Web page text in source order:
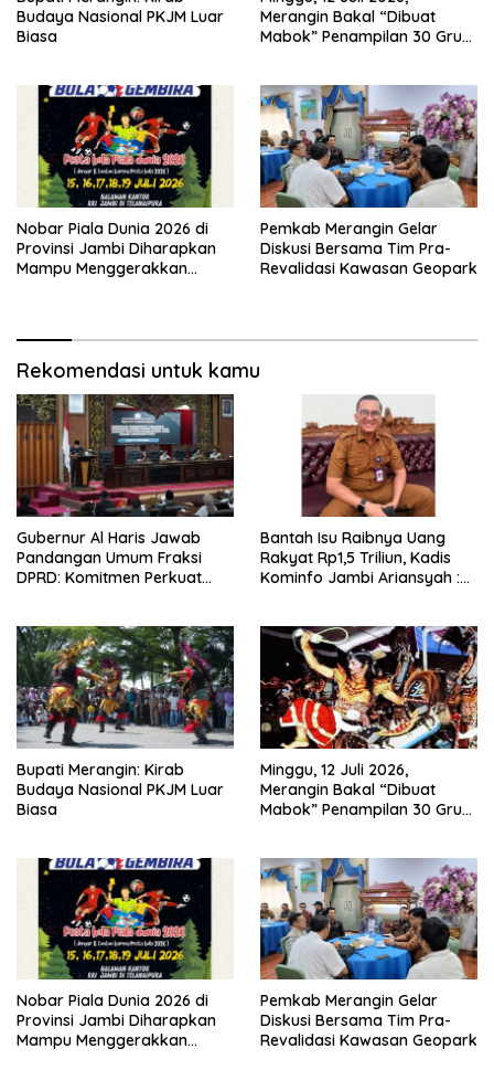
Budaya Nasional PKJM Luar
Biasa
Merangin Bakal “Dibuat
Mabok” Penampilan 30 Grup
Nobar Piala Dunia 2026 di
Provinsi Jambi Diharapkan
Mampu Menggerakkan
Pemkab Merangin Gelar
Diskusi Bersama Tim Pra-
Revalidasi Kawasan Geopark
Rekomendasi untuk kamu
Gubernur Al Haris Jawab
Pandangan Umum Fraksi
DPRD: Komitmen Perkuat
Bantah Isu Raibnya Uang
Rakyat Rp1,5 Triliun, Kadis
Kominfo Jambi Ariansyah :
Sejak 2002
Bupati Merangin: Kirab
Budaya Nasional PKJM Luar
Biasa
Minggu, 12 Juli 2026,
Merangin Bakal “Dibuat
Mabok” Penampilan 30 Grup
Nobar Piala Dunia 2026 di
Provinsi Jambi Diharapkan
Mampu Menggerakkan
Pemkab Merangin Gelar
Diskusi Bersama Tim Pra-
Revalidasi Kawasan Geopark